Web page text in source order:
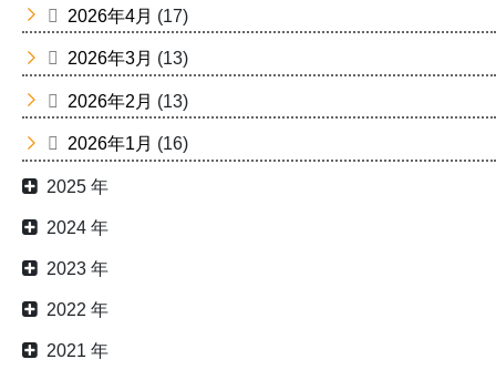
2026年4月 (17)
2026年3月 (13)
2026年2月 (13)
2026年1月 (16)
2025 年
2024 年
2023 年
2022 年
2021 年